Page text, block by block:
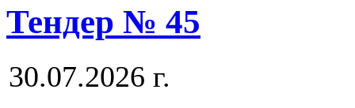
Тендер № 45
30.07.2026 г.